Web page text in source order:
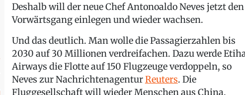
Deshalb will der neue Chef Antonoaldo Neves jetzt den
Vorwärtsgang einlegen und wieder wachsen.
Und das deutlich. Man wolle die Passagierzahlen bis
2030 auf 30 Millionen verdreifachen. Dazu werde
Airways die Flotte auf 150 Flugzeuge verdoppeln, so
Neves zur NachrichtenagenturReuters. Die
Fluggesellschaft will wieder Menschen aus China,